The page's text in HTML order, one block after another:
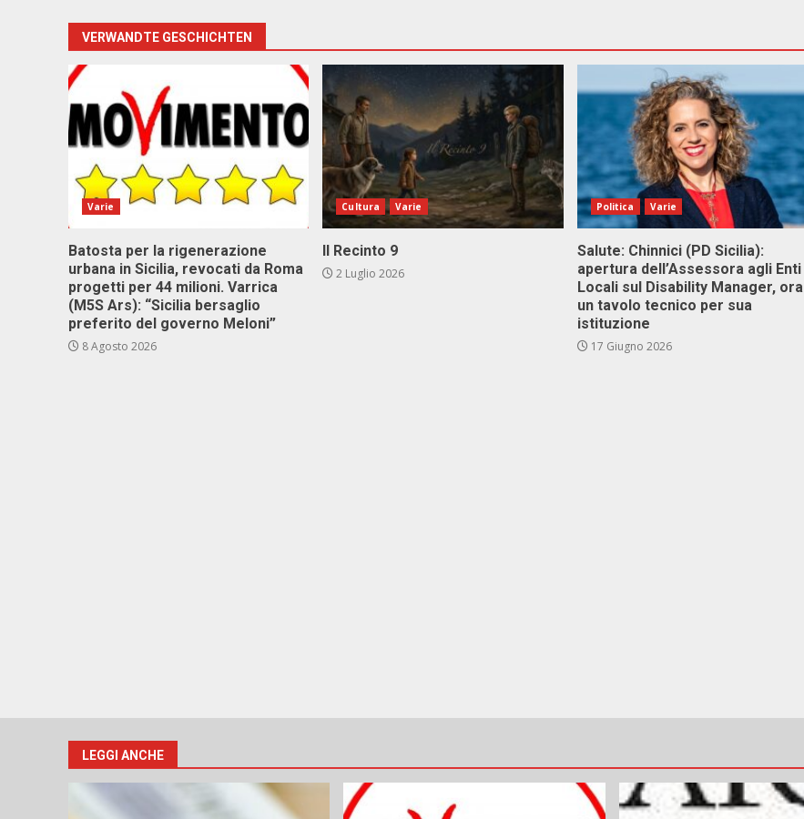
VERWANDTE GESCHICHTEN
Varie
Batosta per la rigenerazione
urbana in Sicilia, revocati da Roma
progetti per 44 milioni. Varrica
(M5S Ars): “Sicilia bersaglio
preferito del governo Meloni”
8 Agosto 2026
Cultura Varie
Il Recinto 9
2 Luglio 2026
Politica Varie
Salute: Chinnici (PD Sicilia):
apertura dell’Assessora agli Enti
Locali sul Disability Manager, ora
un tavolo tecnico per sua
istituzione
17 Giugno 2026
LEGGI ANCHE